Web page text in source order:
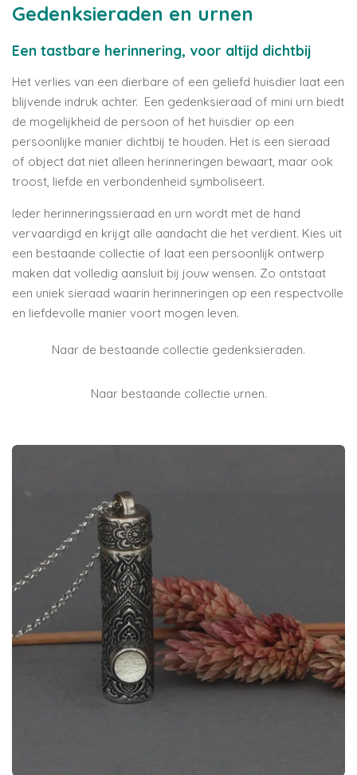
Gedenksieraden en urnen
Een tastbare herinnering, voor altijd dichtbij
Het verlies van een dierbare of een geliefd huisdier laat een
blijvende indruk achter. Een gedenksieraad of mini urn biedt
de mogelijkheid de persoon of het huisdier op een
persoonlijke manier dichtbij te houden. Het is een sieraad
of object dat niet alleen herinneringen bewaart, maar ook
troost, liefde en verbondenheid symboliseert.
Ieder herinneringssieraad en urn wordt met de hand
vervaardigd en krijgt alle aandacht die het verdient. Kies uit
een bestaande collectie of laat een persoonlijk ontwerp
maken dat volledig aansluit bij jouw wensen. Zo ontstaat
een uniek sieraad waarin herinneringen op een respectvolle
en liefdevolle manier voort mogen leven.
Naar de bestaande collectie gedenksieraden.
Naar bestaande collectie urnen.